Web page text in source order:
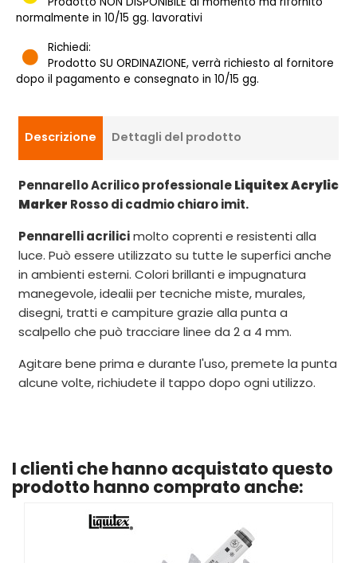
normalmente in 10/15 gg. lavorativi
Richiedi:
Prodotto SU ORDINAZIONE, verrà richiesto al fornitore
dopo il pagamento e consegnato in 10/15 gg.
Descrizione Dettagli del prodotto
Pennarello Acrilico professionaleLiquitex Acrylic
Marker Rosso di cadmio chiaro imit.
Pennarelli acrilicimolto coprenti e resistenti alla
luce. Può essere utilizzato su tutte le superfici anche
in ambienti esterni. Colori brillanti e impugnatura
manegevole, idealii per tecniche miste, murales,
disegni, tratti e campiture grazie alla punta a
scalpello che può tracciare linee da 2 a 4 mm.
Agitare bene prima e durante l'uso, premete la punta
alcune volte, richiudete il tappo dopo ogni utilizzo.
I clienti che hanno acquistato questo
prodotto hanno comprato anche: